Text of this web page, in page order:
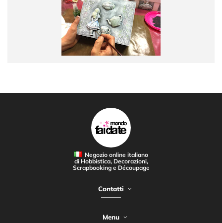
Negozio online italiano
di Hobbistica, Decorazioni,
Scrapbooking e Découpage
Contatti
Menu